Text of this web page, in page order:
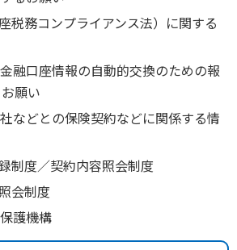
税務コンプライアンス法）に関する
融口座情報の自動的交換のための報
願い
などとの保険契約などに関係する情
制度／契約内容照会制度
会制度
護機構